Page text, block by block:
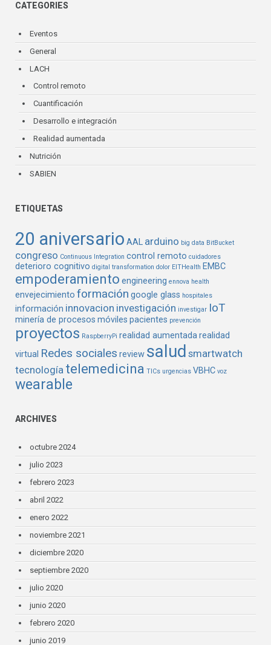
CATEGORIES
Eventos
General
LACH
Control remoto
Cuantificación
Desarrollo e integración
Realidad aumentada
Nutrición
SABIEN
ETIQUETAS
20 aniversario AAL arduino big data BitBucket
congreso Continuous Integration control remoto cuidadores
deterioro cognitivo digital transformation dolor EITHealth EMBC
empoderamiento engineering ennova health
envejecimiento formación google glass hospitales
información innovacion investigación investigar IoT
minería de procesos móviles pacientes prevención
proyectos RaspberryPi realidad aumentadarealidad
virtual Redes sociales review salud smartwatch
tecnología telemedicina TICs urgencias VBHC voz
wearable
ARCHIVES
octubre 2024
julio 2023
febrero 2023
abril 2022
enero 2022
noviembre 2021
diciembre 2020
septiembre 2020
julio 2020
junio 2020
febrero 2020
junio 2019